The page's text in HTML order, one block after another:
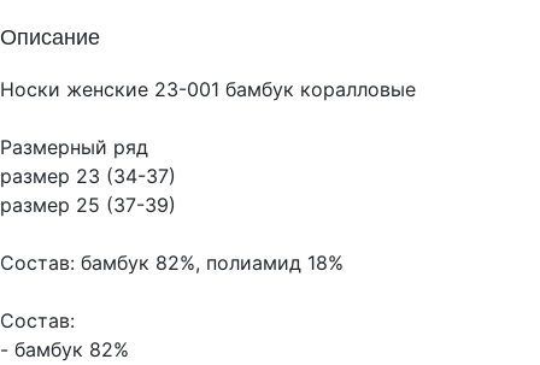
Описание
Носки женские 23-001 бамбук коралловые
Размерный ряд
размер 23 (34-37)
размер 25 (37-39)
Состав: бамбук 82%, полиамид 18%
Состав:
- бамбук 82%